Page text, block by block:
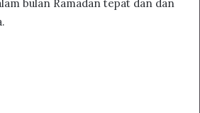
bulan Ramadan tepat dan dan